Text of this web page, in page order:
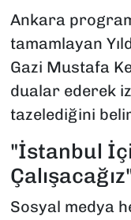
Ankara
tamamlayan
Gazi Mustafa
dualar ederek
tazelediğini
"İstanbul
Sosyal medya